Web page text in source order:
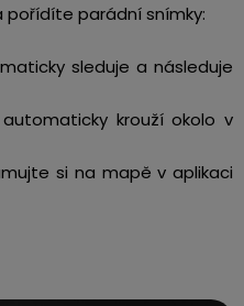
pořídíte parádní snímky:
sleduje a následuje
krouží okolo v
si na mapě v aplikaci